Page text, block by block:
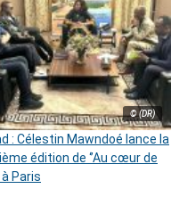
© (DR)
: Célestin Mawndoé lance la
édition de ‘’Au cœur de
à Paris